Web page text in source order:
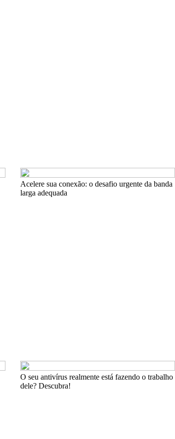
Acelere sua conexão: o desafio urgente da banda
larga adequada
O seu antivírus realmente está fazendo o trabalho
dele? Descubra!